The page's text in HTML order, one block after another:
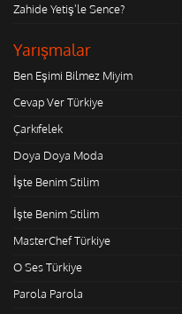
Zahide Yetiş'le Sence?
Yarışmalar
Ben Eşimi Bilmez Miyim
Cevap Ver Türkiye
Çarkıfelek
Doya Doya Moda
İşte Benim Stilim
İşte Benim Stilim
MasterChef Türkiye
O Ses Türkiye
Parola Parola